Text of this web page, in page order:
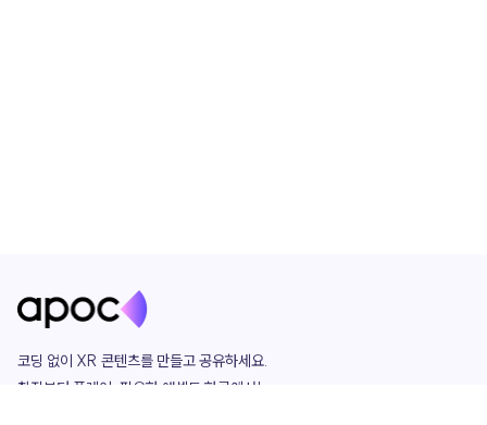
코딩 없이 XR 콘텐츠를 만들고 공유하세요.
창작부터 플레이, 필요한 애셋도 한곳에서!